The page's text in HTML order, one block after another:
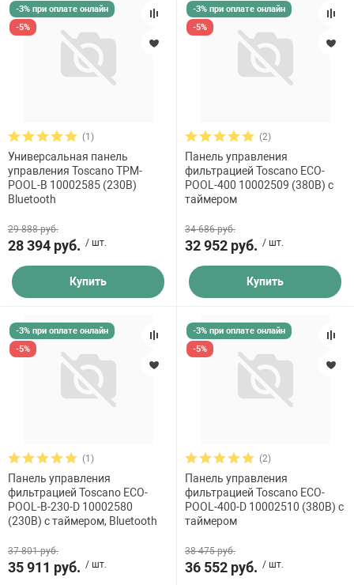
-3% при оплате онлайн
-5%
(1)
Универсальная панель
управления Toscano TPM-
POOL-B 10002585 (230В)
Bluetooth
29 888 руб.
28 394 руб. / шт.
Купить
-3% при оплате онлайн
-5%
(2)
Панель управления
фильтрацией Toscano ECO-
POOL-400 10002509 (380В) с
таймером
34 686 руб.
32 952 руб. / шт.
Купить
-3% при оплате онлайн
-5%
(1)
Панель управления
фильтрацией Toscano ECO-
POOL-B-230-D 10002580
(230В) с таймером, Bluetooth
37 801 руб.
35 911 руб. / шт.
-3% при оплате онлайн
-5%
(2)
Панель управления
фильтрацией Toscano ECO-
POOL-400-D 10002510 (380В) с
таймером
38 475 руб.
36 552 руб. / шт.